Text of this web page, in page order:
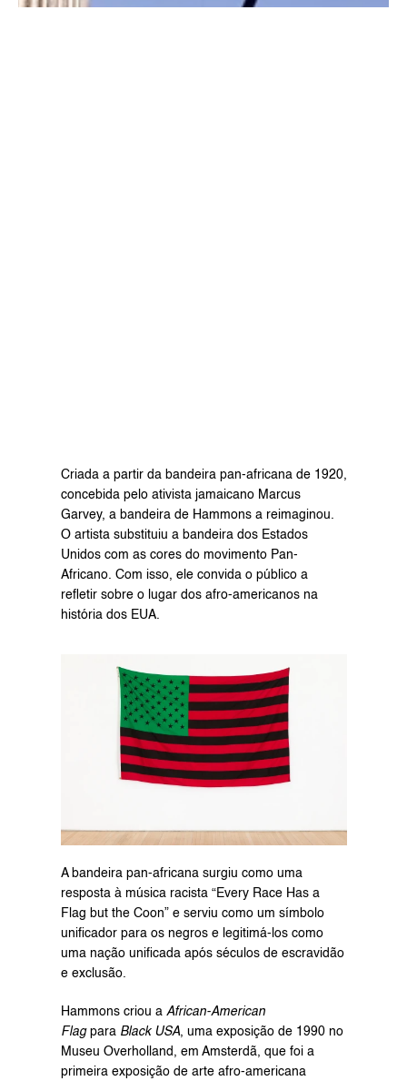
Criada a partir da bandeira pan-africana de 1920,
concebida pelo ativista jamaicano Marcus
Garvey, a bandeira de Hammons a reimaginou.
O artista substituiu a bandeira dos Estados
Unidos com as cores do movimento Pan-
Africano. Com isso, ele convida o público a
refletir sobre o lugar dos afro-americanos na
história dos EUA.
A bandeira pan-africana surgiu como uma
resposta à música racista “Every Race Has a
Flag but the Coon” e serviu como um símbolo
unificador para os negros e legitimá-los como
uma nação unificada após séculos de escravidão
e exclusão.
Hammons criou a African-American
Flag para Black USA, uma exposição de 1990 no
Museu Overholland, em Amsterdã, que foi a
primeira exposição de arte afro-americana